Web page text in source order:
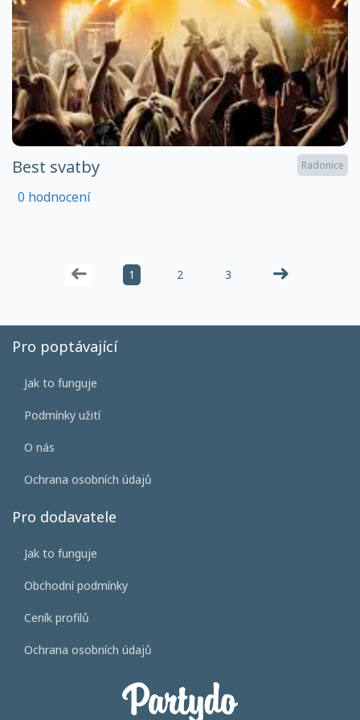
Best svatby Radonice
0 hodnocení
1 2 3
Pro poptávající
Jak to funguje
Podmínky užití
O nás
Ochrana osobních údajů
Pro dodavatele
Jak to funguje
Obchodní podmínky
Ceník profilů
Ochrana osobních údajů